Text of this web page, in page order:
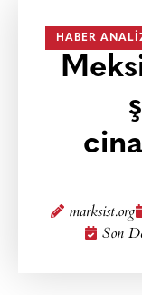
HABER
marksist.org
Son